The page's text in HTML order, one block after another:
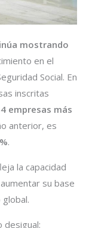
mostrando
en el
Social. En
inscritas
empresas más
anterior, es
.
la capacidad
su base
desigual: